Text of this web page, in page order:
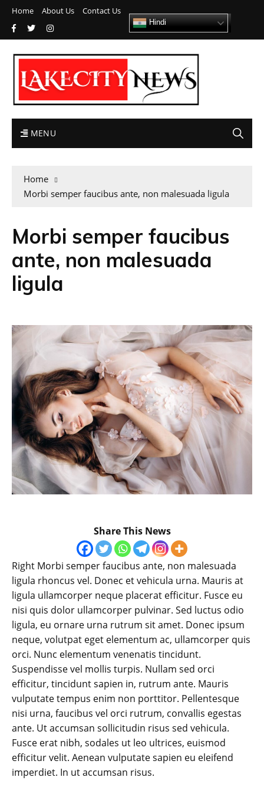
Home About Us Contact Us
Hindi
MENU
Home
Morbi semper faucibus ante, non malesuada ligula
Morbi semper faucibus
ante, non malesuada
ligula
Share This News
Right Morbi semper faucibus ante, non malesuada
ligula rhoncus vel. Donec et vehicula urna. Mauris at
ligula ullamcorper neque placerat efficitur. Fusce eu
nisi quis dolor ullamcorper pulvinar. Sed luctus odio
ligula, eu ornare urna rutrum sit amet. Donec ipsum
neque, volutpat eget elementum ac, ullamcorper quis
orci. Nunc elementum venenatis tincidunt.
Suspendisse vel mollis turpis. Nullam sed orci
efficitur, tincidunt sapien in, rutrum ante. Mauris
vulputate tempus enim non porttitor. Pellentesque
nisi urna, faucibus vel orci rutrum, convallis egestas
ante. Ut accumsan sollicitudin risus sed vehicula.
Fusce erat nibh, sodales ut leo ultrices, euismod
efficitur velit. Aenean vulputate sapien eu eleifend
imperdiet. In ut accumsan risus.